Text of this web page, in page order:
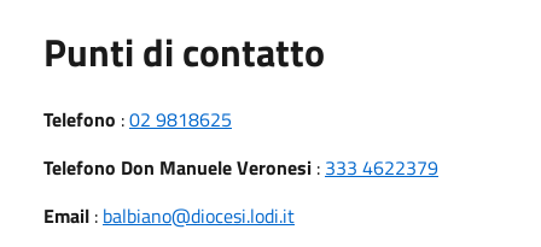
Punti di contatto
Telefono :02 9818625
Telefono Don Manuele Veronesi : 333 4622379
Email : balbiano@diocesi.lodi.it